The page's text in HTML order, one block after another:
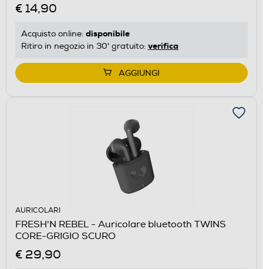
€ 14,90
Acquisto online: disponibile
Ritiro in negozio in 30' gratuito: verifica
AGGIUNGI
AURICOLARI
FRESH'N REBEL - Auricolare bluetooth TWINS
CORE-GRIGIO SCURO
€ 29,90